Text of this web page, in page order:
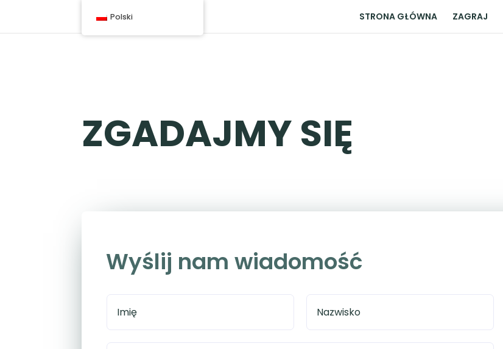
STRONA GŁÓWNA ZAGRAJ
ZGADAJMY SIĘ
Wyślij nam wiadomość
Polski